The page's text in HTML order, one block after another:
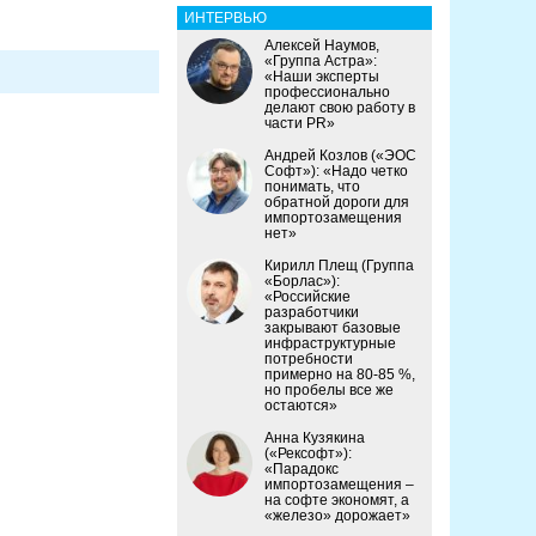
ИНТЕРВЬЮ
Алексей Наумов,
«Группа Астра»:
«Наши эксперты
профессионально
делают свою работу в
части PR»
Андрей Козлов («ЭОС
Софт»): «Надо четко
понимать, что
обратной дороги для
импортозамещения
нет»
Кирилл Плещ (Группа
«Борлас»):
«Российские
разработчики
закрывают базовые
инфраструктурные
потребности
примерно на 80-85 %,
но пробелы все же
остаются»
Анна Кузякина
(«Рексофт»):
«Парадокс
импортозамещения –
на софте экономят, а
«железо» дорожает»